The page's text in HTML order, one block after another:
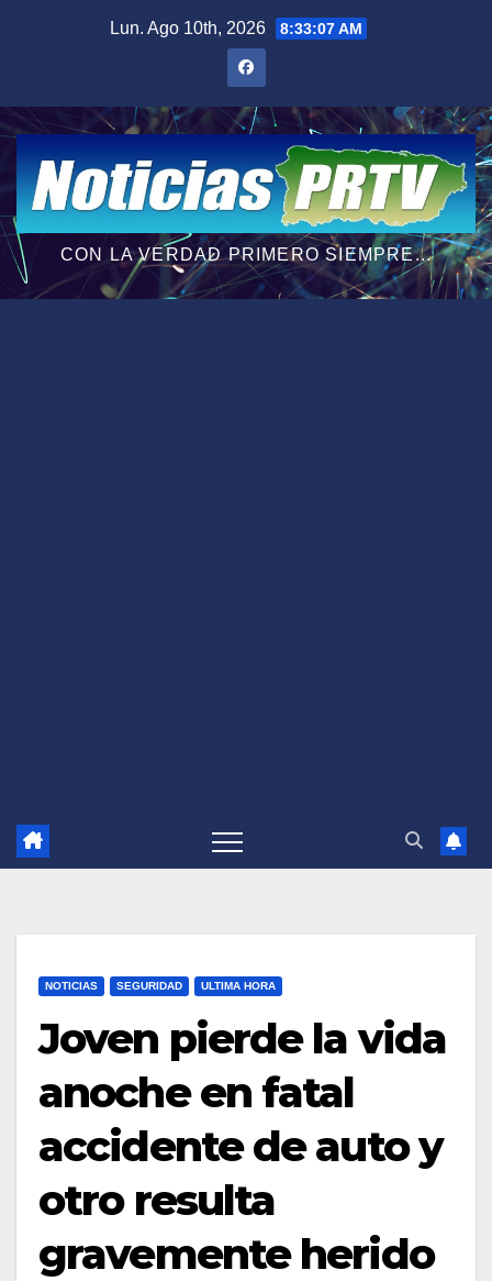
Lun. Ago 10th, 2026 8:33:08 AM
CON LA VERDAD PRIMERO SIEMPRE...
NOTICIAS SEGURIDAD ULTIMA HORA
Joven pierde la vida
anoche en fatal
accidente de auto y
otro resulta
gravemente herido